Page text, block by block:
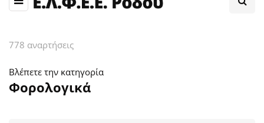
778 αναρτήσεις
Βλέπετε την κατηγορία
Φορολογικά